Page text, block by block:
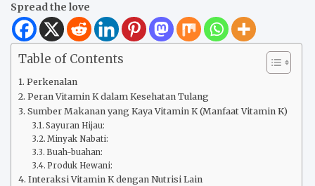
Spread the love
Table of Contents
Perkenalan
Peran Vitamin K dalam Kesehatan Tulang
Sumber Makanan yang Kaya Vitamin K (Manfaat Vitamin K)
Sayuran Hijau:
Minyak Nabati:
Buah-buahan:
Produk Hewani:
Interaksi Vitamin K dengan Nutrisi Lain